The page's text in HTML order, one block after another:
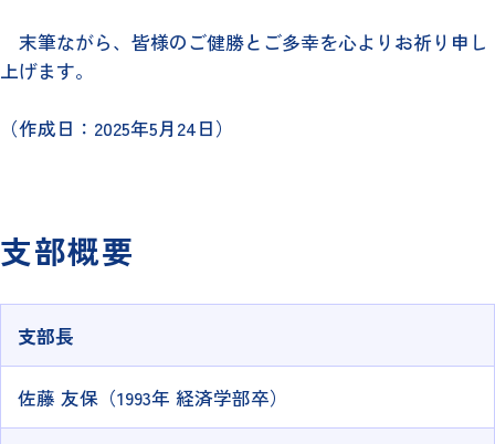
末筆ながら、皆様のご健勝とご多幸を心よりお祈り申し
上げます。
（作成日：2025年5月24日）
支部概要
支部長
佐藤 友保（1993年 経済学部卒）